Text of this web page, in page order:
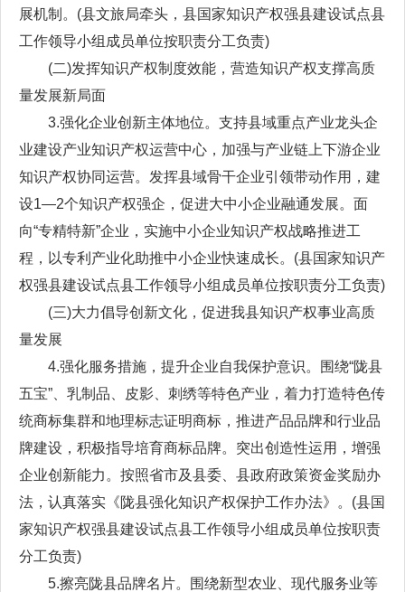
展机制。(县文旅局牵头，县国家知识产权强县建设试点县
工作领导小组成员单位按职责分工负责)
(二)发挥知识产权制度效能，营造知识产权支撑高质
量发展新局面
3.强化企业创新主体地位。支持县域重点产业龙头企
业建设产业知识产权运营中心，加强与产业链上下游企业
知识产权协同运营。发挥县域骨干企业引领带动作用，建
设1—2个知识产权强企，促进大中小企业融通发展。面
向“专精特新”企业，实施中小企业知识产权战略推进工
程，以专利产业化助推中小企业快速成长。(县国家知识产
权强县建设试点县工作领导小组成员单位按职责分工负责)
(三)大力倡导创新文化，促进我县知识产权事业高质
量发展
4.强化服务措施，提升企业自我保护意识。围绕“陇县
五宝”、乳制品、皮影、刺绣等特色产业，着力打造特色传
统商标集群和地理标志证明商标，推进产品品牌和行业品
牌建设，积极指导培育商标品牌。突出创造性运用，增强
企业创新能力。按照省市及县委、县政府政策资金奖励办
法，认真落实《陇县强化知识产权保护工作办法》。(县国
家知识产权强县建设试点县工作领导小组成员单位按职责
分工负责)
5.擦亮陇县品牌名片。围绕新型农业、现代服务业等